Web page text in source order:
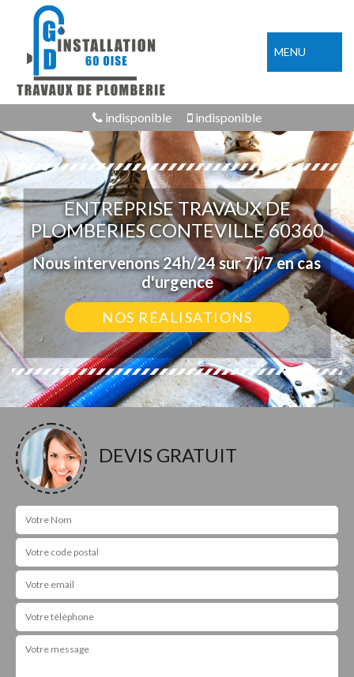
MENU
indisponible indisponible
ENTREPRISE TRAVAUX DE
PLOMBERIES CONTEVILLE 60360
Nous intervenons 24h/24 sur 7j/7 en cas
d'urgence
NOS RÉALISATIONS
DEVIS GRATUIT